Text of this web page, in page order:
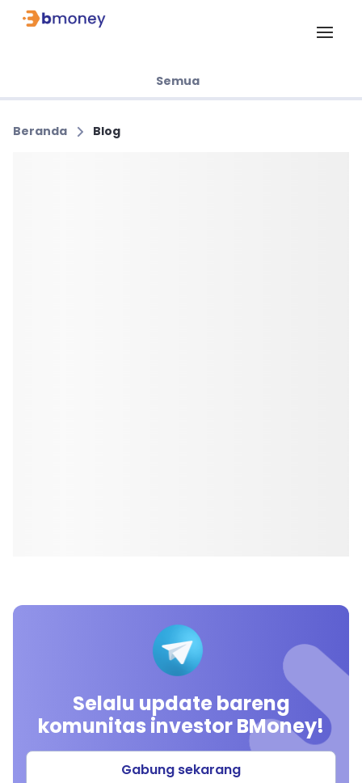
Semua
Beranda Blog
Selalu update bareng
komunitas investor BMoney!
Gabung sekarang